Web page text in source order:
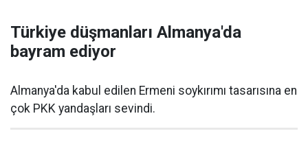
Türkiye düşmanları Almanya'da
bayram ediyor
Almanya'da kabul edilen Ermeni soykırımı tasarısına en
çok PKK yandaşları sevindi.